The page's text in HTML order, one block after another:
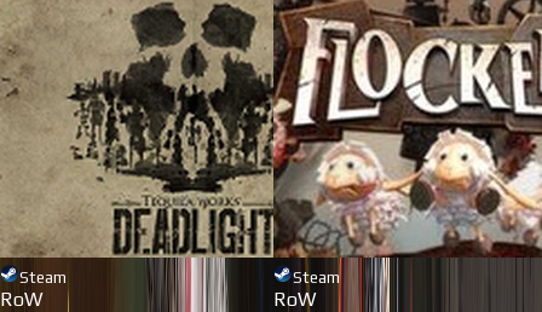
Steam
RoW
Steam
RoW